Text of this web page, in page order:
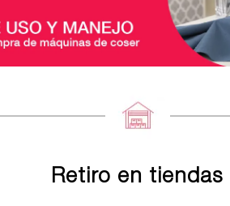
Retiro en tiendas